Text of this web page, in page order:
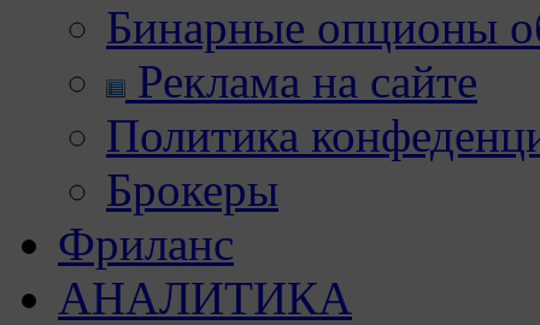
Бинарные опционы
Реклама на сайте
Политика
Брокеры
Фриланс
АНАЛИТИКА